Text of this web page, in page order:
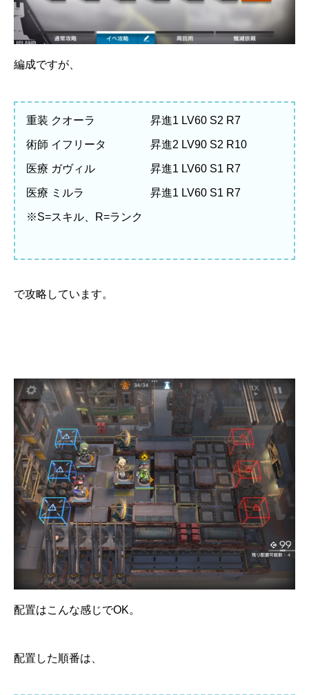
編成ですが、
重装 クオーラ 昇進1 LV60 S2 R7
術師 イフリータ 昇進2 LV90 S2 R10
医療 ガヴィル 昇進1 LV60 S1 R7
医療 ミルラ 昇進1 LV60 S1 R7
※S=スキル、R=ランク
で攻略しています。
配置はこんな感じでOK。
配置した順番は、